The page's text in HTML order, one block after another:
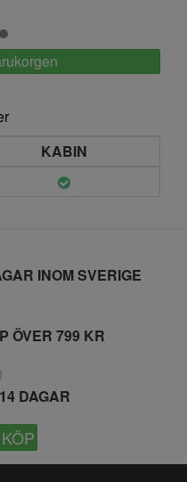
KABIN
INOM SVERIGE
ÖVER 799 KR
DAGAR